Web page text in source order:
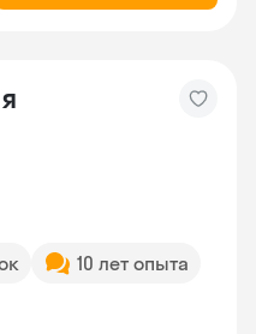
10 лет опыта